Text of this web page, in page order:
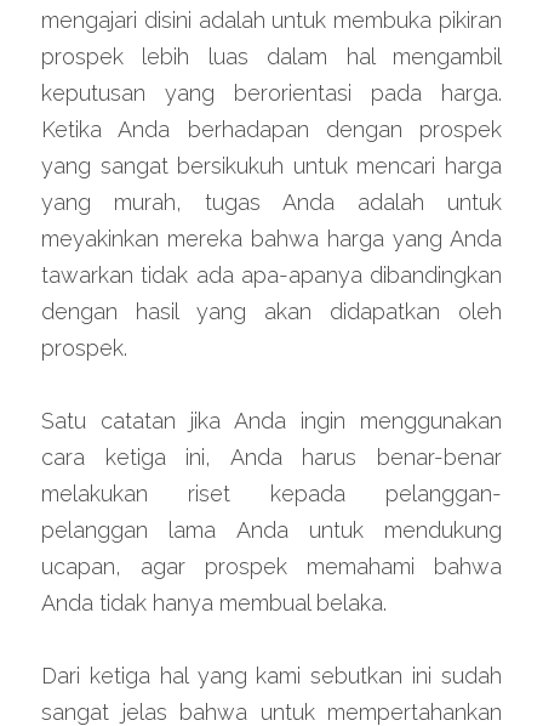
mengajari disini adalah untuk membuka pikiran
prospek lebih luas dalam hal mengambil
keputusan yang berorientasi pada harga.
Ketika Anda berhadapan dengan prospek
yang sangat bersikukuh untuk mencari harga
yang murah, tugas Anda adalah untuk
meyakinkan mereka bahwa harga yang Anda
tawarkan tidak ada apa-apanya dibandingkan
dengan hasil yang akan didapatkan oleh
prospek.
Satu catatan jika Anda ingin menggunakan
cara ketiga ini, Anda harus benar-benar
melakukan riset kepada pelanggan-
pelanggan lama Anda untuk mendukung
ucapan, agar prospek memahami bahwa
Anda tidak hanya membual belaka.
Dari ketiga hal yang kami sebutkan ini sudah
sangat jelas bahwa untuk mempertahankan